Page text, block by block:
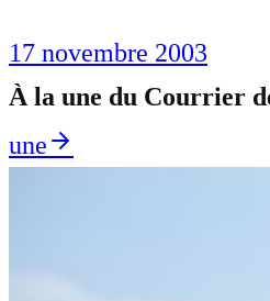
17 novembre 2003
À la une du Courrier
une